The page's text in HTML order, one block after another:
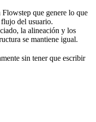
que genere lo que
del usuario.
la alineación y los
se mantiene igual.
sin tener que escribir